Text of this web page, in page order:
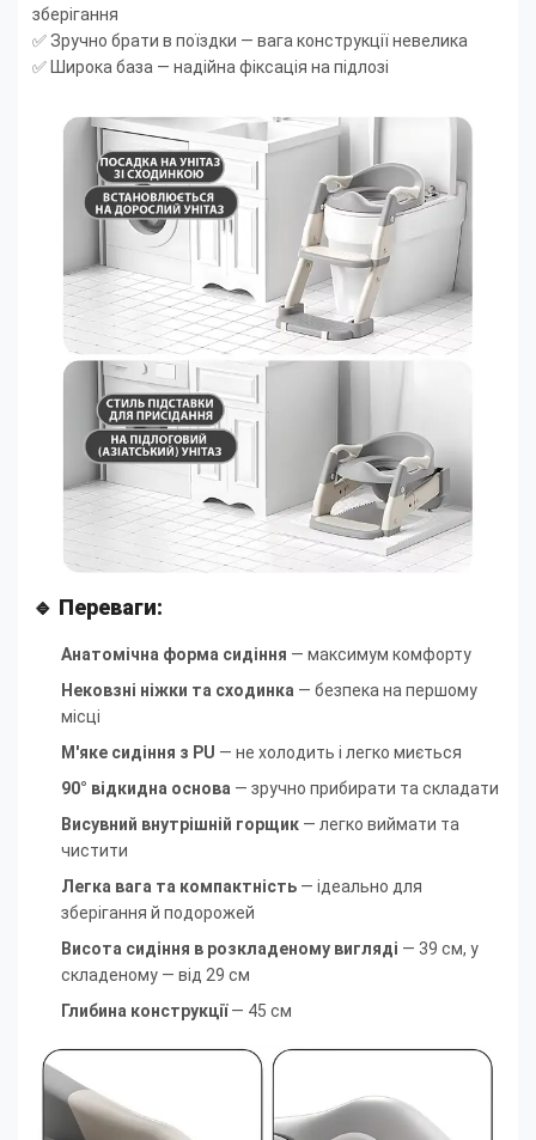
зберігання
✅ Зручно брати в поїздки — вага конструкції невелика
✅ Широка база — надійна фіксація на підлозі
🔹 Переваги:
Анатомічна форма сидіння — максимум комфорту
Нековзні ніжки та сходинка — безпека на першому
місці
М'яке сидіння з PU — не холодить і легко миється
90° відкидна основа — зручно прибирати та складати
Висувний внутрішній горщик — легко виймати та
чистити
Легка вага та компактність — ідеально для
зберігання й подорожей
Висота сидіння в розкладеному вигляді — 39 см, у
складеному — від 29 см
Глибина конструкції— 45 см